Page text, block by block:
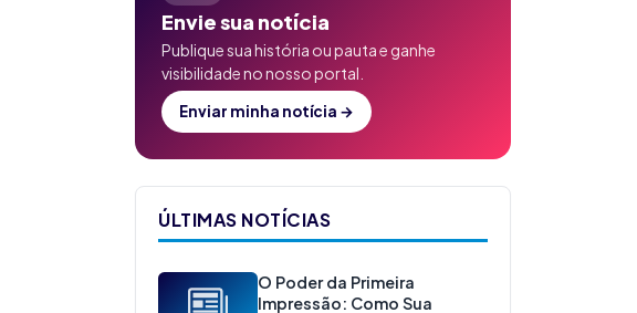
Envie sua notícia
Publique sua história ou pauta e ganhe
visibilidade no nosso portal.
Enviar minha notícia →
ÚLTIMAS NOTÍCIAS
O Poder da Primeira
Impressão: Como Sua